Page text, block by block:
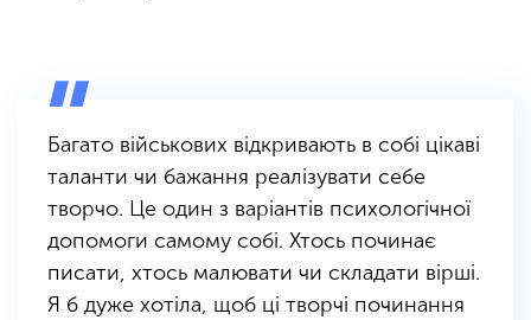
Багато військових відкривають в собі цікаві
таланти чи бажання реалізувати себе
творчо. Це один з варіантів психологічної
допомоги самому собі. Хтось починає
писати, хтось малювати чи складати вірші.
Я б дуже хотіла, щоб ці творчі починання